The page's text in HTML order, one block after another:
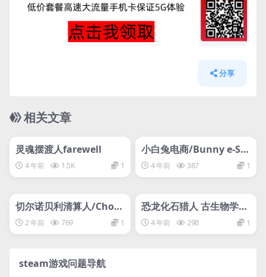
分享
相关文章
svip专属
灵魂摆渡人farewell
4 年前 1.5K 1
svip专属
小白兔电商/Bunny e-Sh
op4 年前 387 1
svip专属
切尔诺贝利清算人/Chorn
obyl Liquidators
2 年前 769 1
svip专属
恐龙化石猎人 古生物学家
模拟器/Dinosaur Fossil
Hunter
4 年前 298 1
steam游戏问题导航